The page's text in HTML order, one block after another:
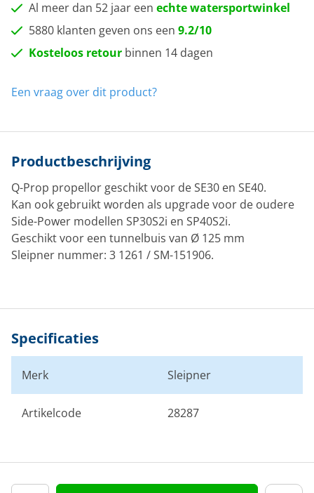
Al meer dan 52 jaar een echte watersportwinkel
5880 klanten geven ons een 9.2/10
Kosteloos retour binnen 14 dagen
Een vraag over dit product?
Productbeschrijving
Q-Prop propellor geschikt voor de SE30 en SE40.
Kan ook gebruikt worden als upgrade voor de oudere
Side-Power modellen SP30S2i en SP40S2i.
Geschikt voor een tunnelbuis van Ø 125 mm
Sleipner nummer: 3 1261 / SM-151906.
Specificaties
Merk Sleipner
Artikelcode 28287